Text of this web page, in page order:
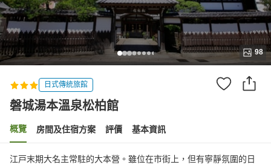
98
日式傳統旅館
磐城湯本溫泉松柏館
概覽 房間及住宿方案 評價 基本資訊
江戸末期大名主常駐的大本營。雖位在市街上，但有寧靜氛圍的日